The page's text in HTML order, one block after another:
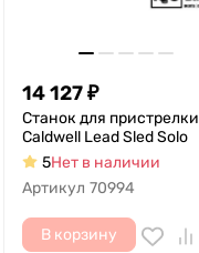
14 127₽
Станок для пристрелки
Caldwell Lead Sled Solo
5Нет в наличии
Артикул 70994
В корзину